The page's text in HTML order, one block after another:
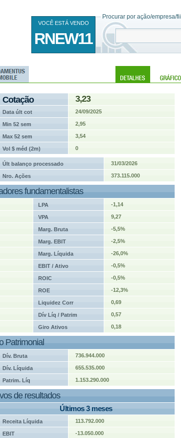
Procurar por ação/empresa/fii
VOCÊ ESTÁ VENDO
RNEW11
Cotação 3,23
Data últ cot 24/09/2025
Min 52 sem 2,95
Max 52 sem 3,54
Vol $ méd (2m) 0
Últ balanço processado 31/03/2026
Nro. Ações 373.115.000
fundamentalistas
LPA -1,14
VPA 9,27
Marg. Bruta -5,5%
Marg. EBIT -2,5%
Marg. Líquida -26,0%
EBIT / Ativo -0,5%
ROIC -0,5%
ROE -12,3%
Liquidez Corr 0,69
Dív Líq / Patrim 0,57
Giro Ativos 0,18
Patrimonial
Dív. Bruta 736.944.000
Dív. Líquida 655.535.000
Patrim. Líq 1.153.290.000
de resultados
Últimos 3 meses
Receita Líquida 113.792.000
EBIT -13.050.000